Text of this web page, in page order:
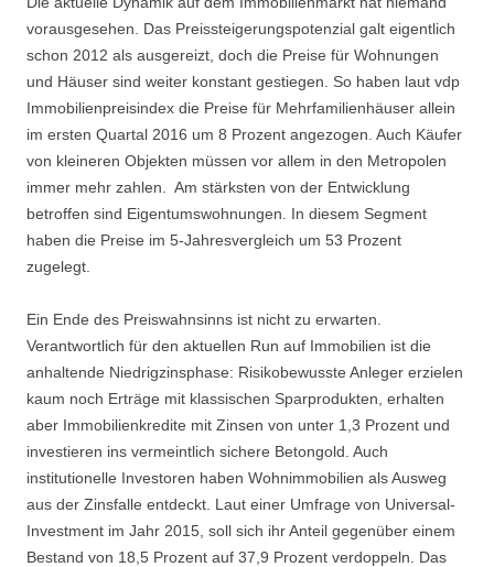
vorausgesehen. Das Preissteigerungspotenzial galt eigentlich
schon 2012 als ausgereizt, doch die Preise für Wohnungen
und Häuser sind weiter konstant gestiegen. So haben laut vdp
Immobilienpreisindex die Preise für Mehrfamilienhäuser allein
im ersten Quartal 2016 um 8 Prozent angezogen. Auch Käufer
von kleineren Objekten müssen vor allem in den Metropolen
immer mehr zahlen. Am stärksten von der Entwicklung
betroffen sind Eigentumswohnungen. In diesem Segment
haben die Preise im 5-Jahresvergleich um 53 Prozent
zugelegt.
Ein Ende des Preiswahnsinns ist nicht zu erwarten.
Verantwortlich für den aktuellen Run auf Immobilien ist die
anhaltende Niedrigzinsphase: Risikobewusste Anleger erzielen
kaum noch Erträge mit klassischen Sparprodukten, erhalten
aber Immobilienkredite mit Zinsen von unter 1,3 Prozent und
investieren ins vermeintlich sichere Betongold. Auch
institutionelle Investoren haben Wohnimmobilien als Ausweg
aus der Zinsfalle entdeckt. Laut einer Umfrage von Universal-
Investment im Jahr 2015, soll sich ihr Anteil gegenüber einem
Bestand von 18,5 Prozent auf 37,9 Prozent verdoppeln. Das